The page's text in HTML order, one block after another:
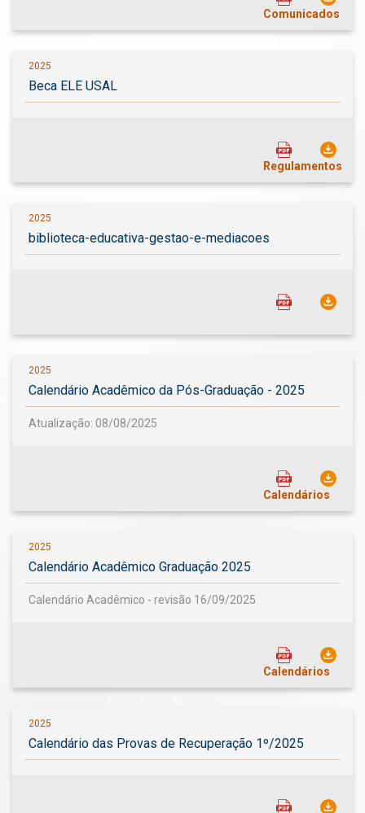
Comunicados
2025
Beca ELE USAL
Regulamentos
2025
biblioteca-educativa-gestao-e-mediacoes
2025
Calendário Acadêmico da Pós-Graduação - 2025
Atualização: 08/08/2025
Calendários
2025
Calendário Acadêmico Graduação 2025
Calendário Acadêmico - revisão 16/09/2025
Calendários
2025
Calendário das Provas de Recuperação 1º/2025